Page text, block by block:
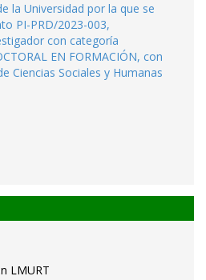
la Universidad por la que se
PI-PRD/2023-003,
con categoría
EN FORMACIÓN, con
Ciencias Sociales y Humanas
LMURT